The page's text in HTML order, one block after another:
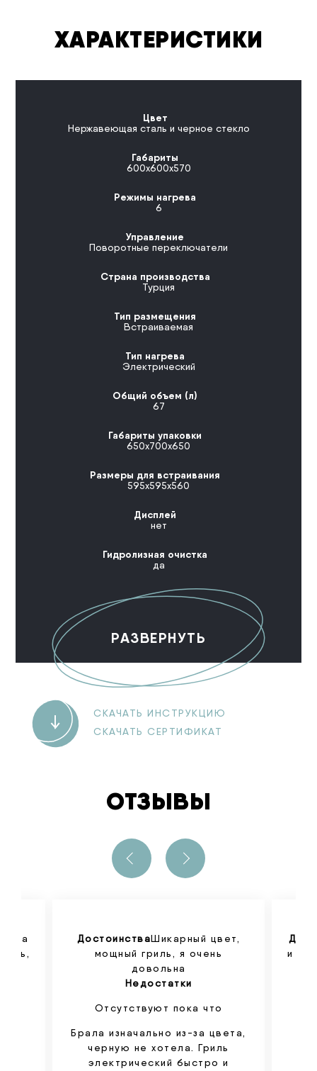
ХАРАКТЕРИСТИКИ
Цвет
Нержавеющая сталь и черное стекло
Габариты
600x600x570
Режимы нагрева
6
Управление
Поворотные переключатели
Страна производства
Турция
Тип размещения
Встраиваемая
Тип нагрева
Электрический
Общий объем (л)
67
Габариты упаковки
650x700x650
Размеры для встраивания
595x595x560
Дисплей
нет
Гидролизная очистка
да
РАЗВЕРНУТЬ
СКАЧАТЬ ИНСТРУКЦИЮ
СКАЧАТЬ СЕРТИФИКАТ
ОТЗЫВЫ
ДостоинстваШикарный цвет,
мощный гриль, я очень
довольна
Недостатки
Отсутствуют пока что
Брала изначально из-за цвета,
черную не хотела. Гриль
электрический быстро и
и